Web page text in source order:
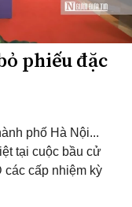
phiếu đặc
phố Hà Nội...
tại cuộc bầu cử
các cấp nhiệm kỳ